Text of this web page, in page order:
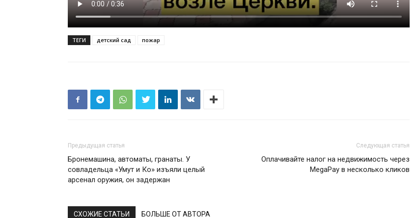
ТЕГИ детский сад пожар
Предыдущая статья
Бронемашина, автоматы, гранаты. У
совладельца «Умут и Ко» изъяли целый
арсенал оружия, он задержан
Следующая статья
Оплачивайте налог на недвижимость через
MegaPay в несколько кликов
СХОЖИЕ СТАТЬИ БОЛЬШЕ ОТ АВТОРА